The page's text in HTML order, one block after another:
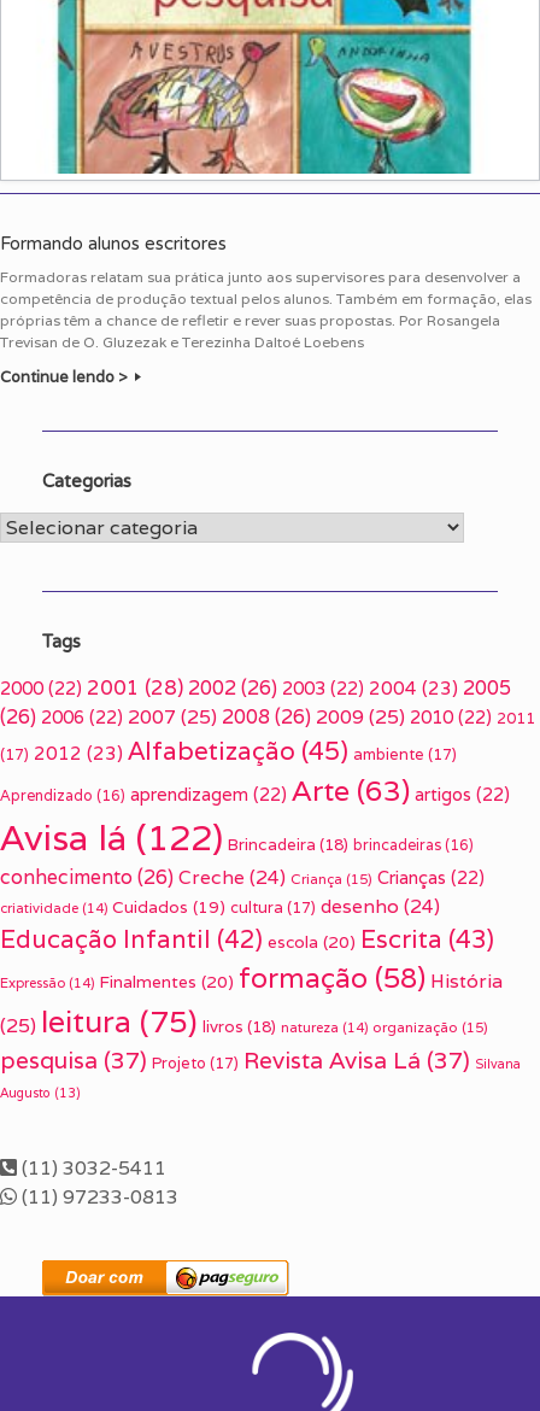
Formando alunos escritores
Formadoras relatam sua prática junto aos supervisores para desenvolver a
competência de produção textual pelos alunos. Também em formação, elas
próprias têm a chance de refletir e rever suas propostas. Por Rosangela
Trevisan de O. Gluzezak e Terezinha Daltoé Loebens
Continue lendo >
Categorias
Categorias
Tags
2000 (22) 2001 (28) 2002(26) 2003 (22) 2004 (23) 2005
(26) 2006 (22) 2007 (25) 2008(26) 2009(25) 2010 (22) 2011
(17) 2012 (23) Alfabetização (45) ambiente (17)
Aprendizado (16) aprendizagem (22) Arte (63) artigos (22)
Avisa lá (122) Brincadeira (18) brincadeiras (16)
conhecimento(26) Creche (24) Criança (15) Crianças (22)
criatividade (14) Cuidados (19) cultura (17) desenho (24)
Educação Infantil (42) escola (20) Escrita (43)
Expressão (14) Finalmentes (20) formação (58) História
(25) leitura (75) livros (18) natureza (14) organização (15)
pesquisa (37) Projeto (17) Revista Avisa Lá (37) Silvana
Augusto (13)
(11) 3032-5411
(11) 97233-0813